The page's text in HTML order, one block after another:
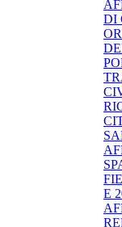
DI
E